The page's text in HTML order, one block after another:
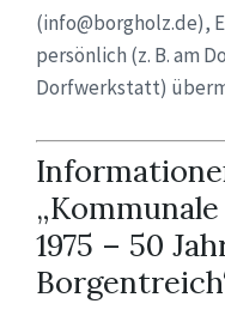
(info@borgholz.de),
persönlich (z. B. am
Dorfwerkstatt)
1975 – 50